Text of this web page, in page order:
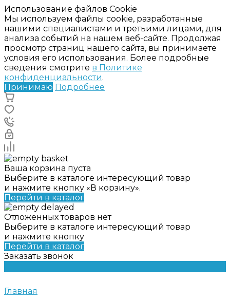
Использование файлов Cookie
Мы используем файлы cookie, разработанные
нашими специалистами и третьими лицами, для
анализа событий на нашем веб-сайте. Продолжая
просмотр страниц нашего сайта, вы принимаете
условия его использования. Более подробные
сведения смотрите в Политике
конфиденциальности.
Принимаю Подробнее
Ваша корзина пуста
Выберите в каталоге интересующий товар
и нажмите кнопку «В корзину».
Перейти в каталог
Отложенных товаров нет
Выберите в каталоге интересующий товар
и нажмите кнопку
Перейти в каталог
Заказать звонок
Главная